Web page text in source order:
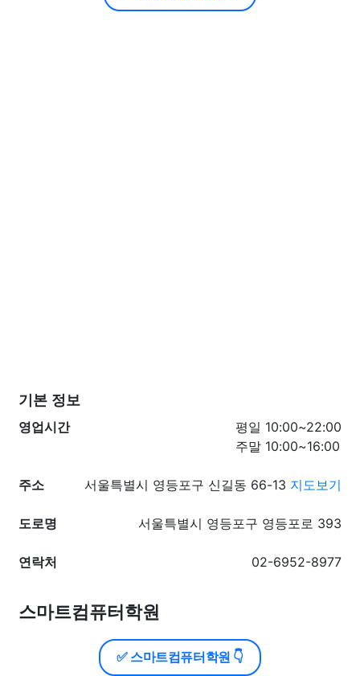
기본 정보
영업시간
평일 10:00~22:00
주말 10:00~16:00
주소 서울특별시 영등포구 신길동 66-13 지도보기
도로명 서울특별시 영등포구 영등포로 393
연락처 02-6952-8977
스마트컴퓨터학원
✅ 스마트컴퓨터학원 👇